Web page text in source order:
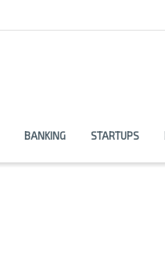
BANKING STARTUPS